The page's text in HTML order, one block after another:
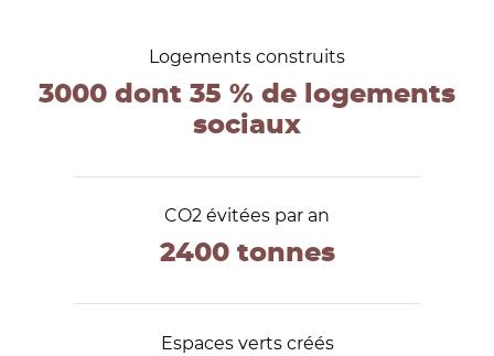
Logements construits
3000 dont 35 % de logements
sociaux
CO2 évitées par an
2400 tonnes
Espaces verts créés